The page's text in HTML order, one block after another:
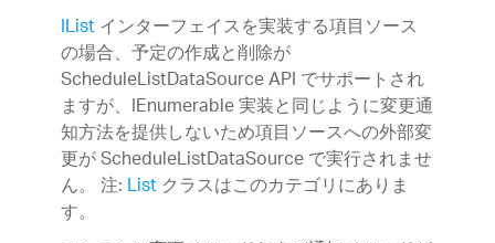
IListインターフェイスを実装する項目ソース
の場合、予定の作成と削除が
ScheduleListDataSource API でサポートされ
ますが、IEnumerable 実装と同じように変更通
知方法を提供しないため項目ソースへの外部変
更が ScheduleListDataSource で実行されませ
ん。 注:Listクラスはこのカテゴリにありま
す。